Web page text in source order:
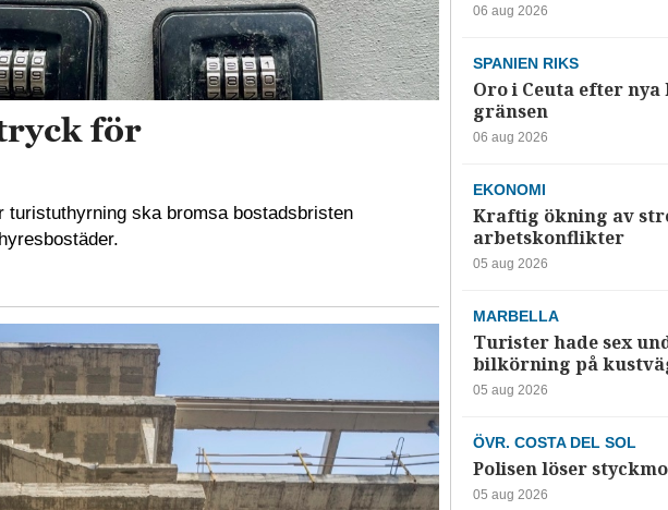
för
turistuthyrning ska bromsa bostadsbristen
06 aug 2026
SPANIEN RIKS
Oro i Ceuta efter
gränsen
06 aug 2026
EKONOMI
Kraftig ökning av
arbetskonflikter
05 aug 2026
MARBELLA
Turister hade sex
bilkörning på
05 aug 2026
ÖVR. COSTA DEL SOL
Polisen löser
05 aug 2026